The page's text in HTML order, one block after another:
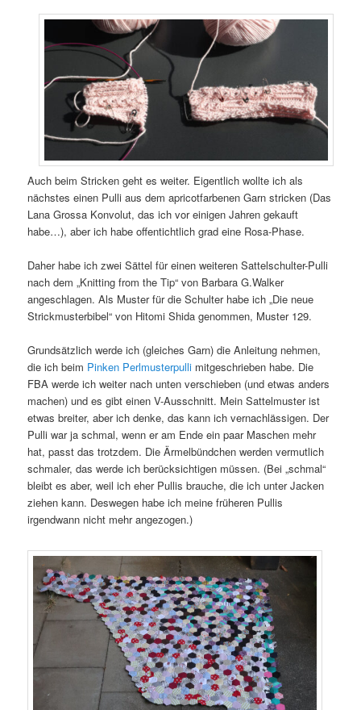
Auch beim Stricken geht es weiter. Eigentlich wollte ich als
nächstes einen Pulli aus dem apricotfarbenen Garn stricken (Das
Lana Grossa Konvolut, das ich vor einigen Jahren gekauft
habe…), aber ich habe offentichtlich grad eine Rosa-Phase.
Daher habe ich zwei Sättel für einen weiteren Sattelschulter-Pulli
nach dem „Knitting from the Tip“ von Barbara G.Walker
angeschlagen. Als Muster für die Schulter habe ich „Die neue
Strickmusterbibel“ von Hitomi Shida genommen, Muster 129.
Grundsätzlich werde ich (gleiches Garn) die Anleitung nehmen,
die ich beim Pinken Perlmusterpulli mitgeschrieben habe. Die
FBA werde ich weiter nach unten verschieben (und etwas anders
machen) und es gibt einen V-Ausschnitt. Mein Sattelmuster ist
etwas breiter, aber ich denke, das kann ich vernachlässigen. Der
Pulli war ja schmal, wenn er am Ende ein paar Maschen mehr
hat, passt das trotzdem. Die Ärmelbündchen werden vermutlich
schmaler, das werde ich berücksichtigen müssen. (Bei „schmal“
bleibt es aber, weil ich eher Pullis brauche, die ich unter Jacken
ziehen kann. Deswegen habe ich meine früheren Pullis
irgendwann nicht mehr angezogen.)